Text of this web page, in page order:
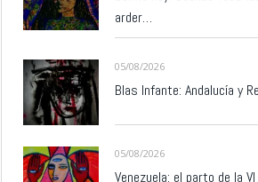
arder…
05/08/2026
Blas Infante: Andalucía y
05/08/2026
Venezuela: el parto de la